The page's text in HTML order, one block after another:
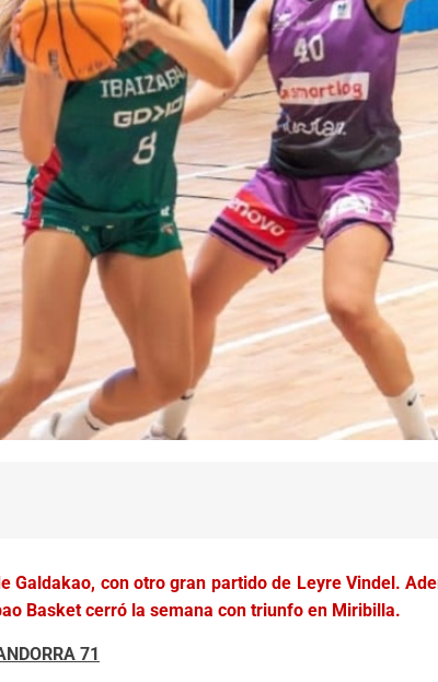
Galdakao, con otro gran partido de Leyre Vindel.
Basket cerró la semana con triunfo en Miribilla.
71